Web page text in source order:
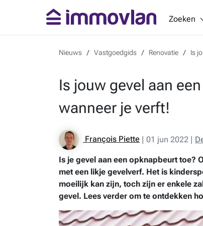
Zoeken
Nieuws Vastgoedgids Renovatie Is
Is jouw gevel aan
wanneer je verft!
François Piette | 01 jun 2022 |
Is je gevel aan een opknapbeurt toe?
met een likje gevelverf. Het is
moeilijk kan zijn, toch zijn er enkele
gevel. Lees verder om te ontdekken